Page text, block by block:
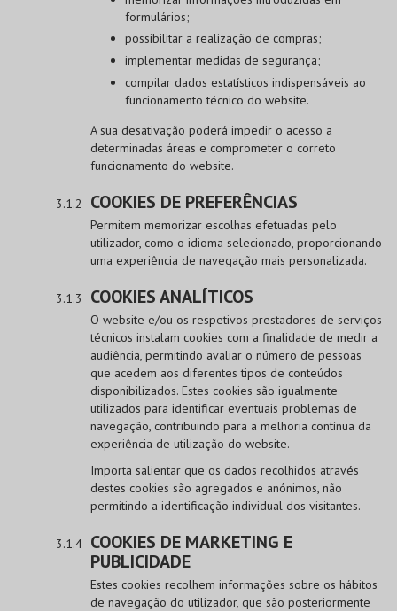
formulários;
possibilitar a realização de compras;
implementar medidas de segurança;
compilar dados estatísticos indispensáveis ao
funcionamento técnico do website.
A sua desativação poderá impedir o acesso a
determinadas áreas e comprometer o correto
funcionamento do website.
COOKIES DE PREFERÊNCIAS
Permitem memorizar escolhas efetuadas pelo
utilizador, como o idioma selecionado, proporcionando
uma experiência de navegação mais personalizada.
COOKIES ANALÍTICOS
O website e/ou os respetivos prestadores de serviços
técnicos instalam cookies com a finalidade de medir a
audiência, permitindo avaliar o número de pessoas
que acedem aos diferentes tipos de conteúdos
disponibilizados. Estes cookies são igualmente
utilizados para identificar eventuais problemas de
navegação, contribuindo para a melhoria contínua da
experiência de utilização do website.
Importa salientar que os dados recolhidos através
destes cookies são agregados e anónimos, não
permitindo a identificação individual dos visitantes.
COOKIES DE MARKETING E
PUBLICIDADE
Estes cookies recolhem informações sobre os hábitos
de navegação do utilizador, que são posteriormente